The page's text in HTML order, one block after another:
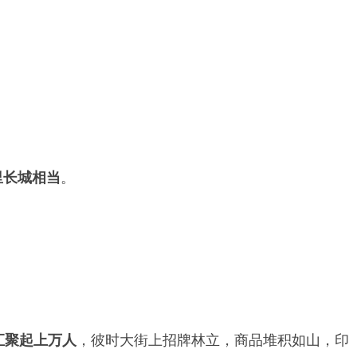
城相当。
起上万人 ，彼时大街上招牌林立，商品堆积如山，印